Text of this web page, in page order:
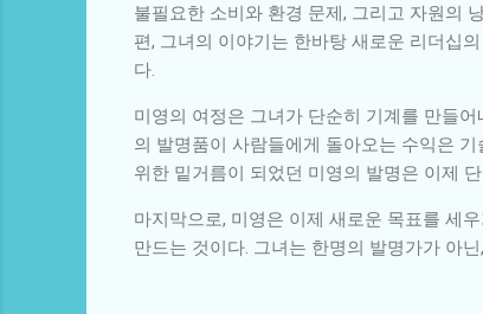
불필요한 소비와 환경 문제, 그리고 자원의
편, 그녀의 이야기는 한바탕 새로운 리더십
다.
미영의 여정은 그녀가 단순히 기계를 만들
의 발명품이 사람들에게 돌아오는 수익은
위한 밑거름이 되었던 미영의 발명은 이제
마지막으로, 미영은 이제 새로운 목표를 세
만드는 것이다. 그녀는 한명의 발명가가 아